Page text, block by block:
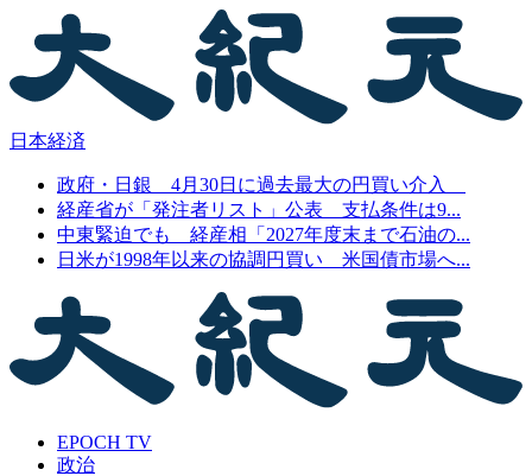
日本経済
政府・日銀 4月30日に過去最大の円買い介入
経産省が「発注者リスト」公表 支払条件は9...
中東緊迫でも 経産相「2027年度末まで石油の...
日米が1998年以来の協調円買い 米国債市場へ...
EPOCH TV
政治